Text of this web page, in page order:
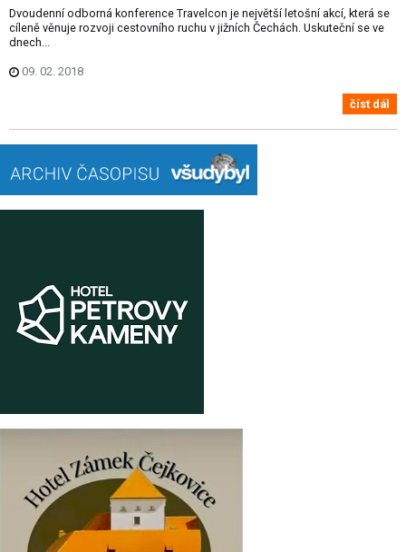
Dvoudenní odborná konference Travelcon je největší letošní akcí, která se
cíleně věnuje rozvoji cestovního ruchu v jižních Čechách. Uskuteční se ve
dnech...
09. 02. 2018
číst dál